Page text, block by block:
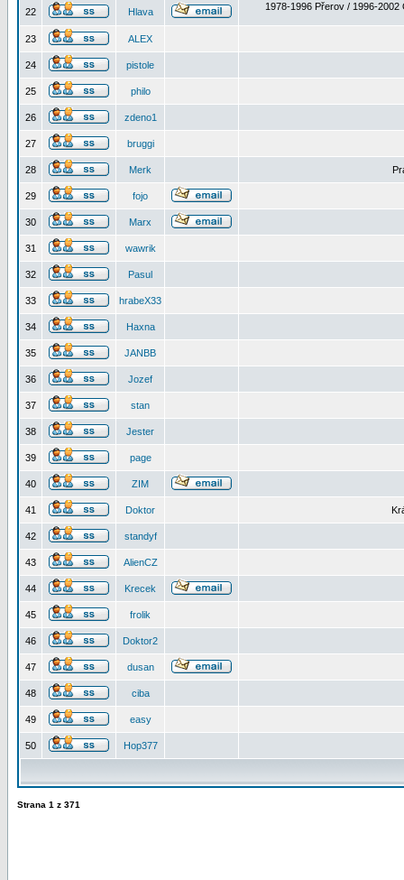
22 Hlava 1978-1996 Přerov / 1996-2002
23 ALEX
24 pistole
25 philo
26 zdeno1
27 bruggi
28 Merk
29 fojo
30 Marx
31 wawrik
32 Pasul
33 hrabeX33
34 Haxna
35 JANBB
36 Jozef
37 stan
38 Jester
39 page
40 ZIM
41 Doktor
42 standyf
43 AlienCZ
44 Krecek
45 frolik
46 Doktor2
47 dusan
48 ciba
49 easy
50 Hop377
Strana 1 z 371